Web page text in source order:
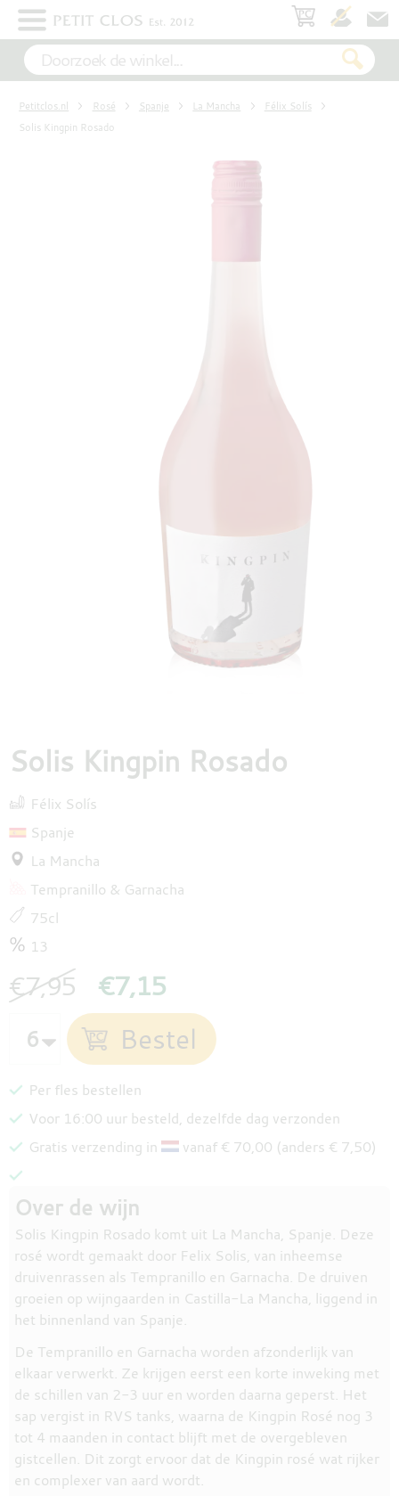
WIT
ROSÉ
Petitclos.nl Rosé Spanje La Mancha
Félix Solís
Solis Kingpin Rosado
Solis Kingpin Rosado
Félix Solís
Spanje
La Mancha
Tempranillo
Garnacha
75cl
13
€7,95 €7,15
Per fles bestellen
Voor 16:00 uur besteld, dezelfde dag verzonden
Gratis verzending in
vanaf € 70,00 (anders € 7,50)
Over de wijn
Solis Kingpin Rosado komt uit La Mancha, Spanje. Deze
rosé wordt gemaakt door Felix Solis, van inheemse
druivenrassen als Tempranillo en Garnacha. De druiven
groeien op wijngaarden in Castilla-La Mancha, liggend in
het binnenland van Spanje.
De Tempranillo en Garnacha worden afzonderlijk van
elkaar verwerkt. Ze krijgen eerst een korte inweking met
de schillen van 2-3 uur en worden daarna geperst. Het
sap vergist in RVS tanks, waarna de Kingpin Rosé nog 3
tot 4 maanden in contact blijft met de overgebleven
gistcellen. Dit zorgt ervoor dat de Kingpin rosé wat rijker
en complexer van aard wordt.